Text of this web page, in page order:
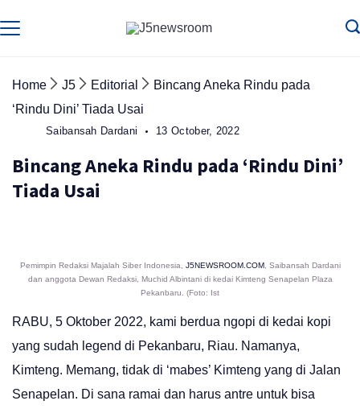
to
Home J5 Editorial
Bincang Aneka Rindu pada
‘Rindu Dini’ Tiada Usai
Saibansah Dardani 13 October, 2022
Bincang Aneka Rindu pada ‘Rindu Dini’
Tiada Usai
Pemimpin Redaksi Majalah Siber Indonesia, J5NEWSROOM.COM, Saibansah Dardani
dan anggota Dewan Redaksi, Muchid Albintani di kedai Kimteng Senapelan Plaza
Pekanbaru. (Foto: Ist
RABU, 5 Oktober 2022, kami berdua ngopi di kedai kopi
yang sudah legend di Pekanbaru, Riau. Namanya,
Kimteng. Memang, tidak di ‘mabes’ Kimteng yang di Jalan
Senapelan. Di sana ramai dan harus antre untuk bisa